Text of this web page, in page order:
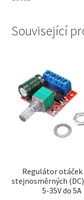
Související
Regulátor otáček
stejnosměrných
5-35V do 5A